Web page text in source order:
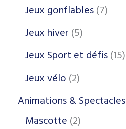
Jeux gonflables 7
Jeux hiver 5
Jeux Sport et défis 15
Jeux vélo 2
Animations & Spectacles
Mascotte 2